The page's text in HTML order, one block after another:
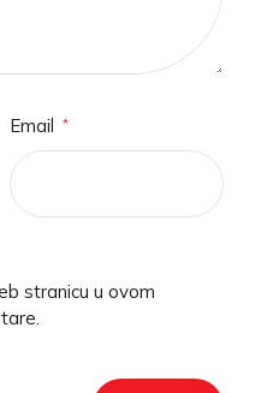
Email *
stranicu u ovom